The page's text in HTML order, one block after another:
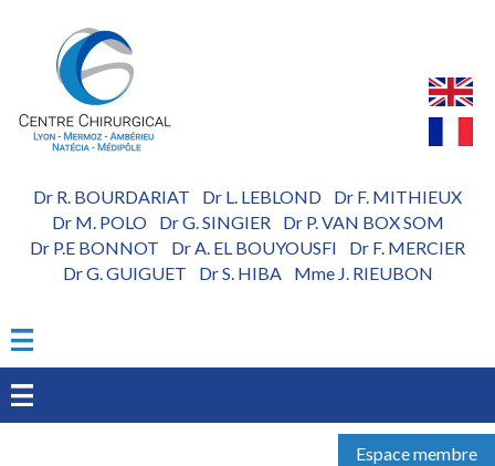
Dr R. BOURDARIAT Dr L. LEBLOND
Dr F. MITHIEUX
Dr M. POLO- Dr G. SINGIER- Dr P. VAN BOX SOM
Dr P.E BONNOT
Dr A. EL BOUYOUSFI
Dr F. MERCIER
Dr G. GUIGUET
Dr S. HIBA- Mme J. RIEUBON
Espace membre